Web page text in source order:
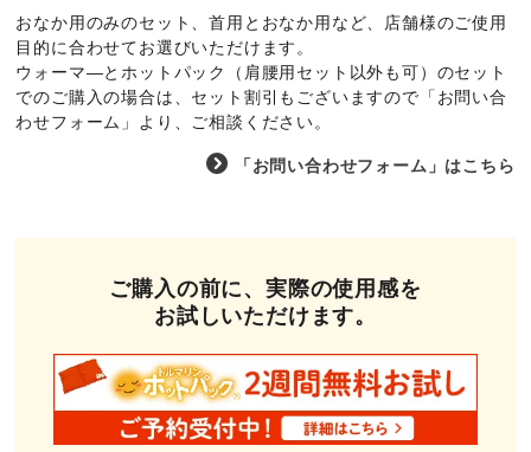
お知らせ
資料ダウンロード
特定商取引法に基づく表記
サイトマップ
おなか用のみのセット、首用とおなか用など、店舗様のご使用
目的に合わせてお選びいただけます。
ウォーマ―とホットパック（肩腰用セット以外も可）のセット
でのご購入の場合は、セット割引もございますので「 お問い合
わせフォーム 」より、ご相談ください。
「お問い合わせフォーム」はこちら
ご購入の前に、実際の使用感を
お試しいただけます。